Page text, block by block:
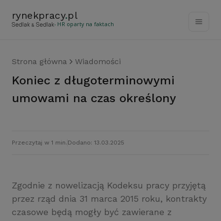
rynekpracy.pl
- HR oparty na faktach
Strona główna Wiadomości
Koniec z długoterminowymi
umowami na czas określony
Przeczytaj w 1 min. Dodano: 13.03.2025
Zgodnie z nowelizacją Kodeksu pracy przyjętą
przez rząd dnia 31 marca 2015 roku, kontrakty
czasowe będą mogły być zawierane z